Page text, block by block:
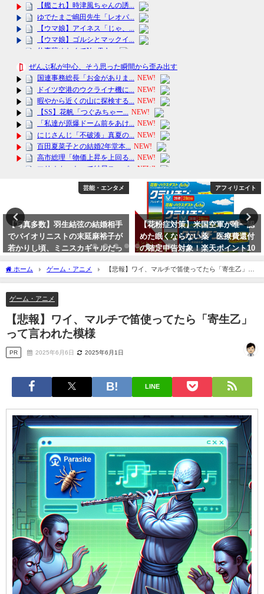
アフィリエイト
【花粉症対策】米国空軍が唯一認
めた眠くならない薬 医療費還付
の確定申告対象！楽天ポイント10
倍！【第(2)類医薬品】クラリチン
EX 28錠 セルフメディケーショ
ン対象
2024年3月13日
芸能・エンタメ
【続報】宝塚月組東京公演開始20
分前の直前中止の理由が酷すぎ
2023年10月15日
ホーム ゲーム・アニメ
【悲報】ワイ、マルチで笛使ってたら「寄生乙」っ
て言われた模様
ゲーム・アニメ
【悲報】ワイ、マルチで笛使ってたら「寄生乙」
って言われた模様
PR 2025年6月6日 2025年6月1日
LINE